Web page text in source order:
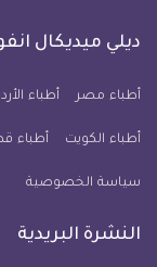
فيسبوكتويتر
ديلي ميديكال
أطباء مصر أطباء
أطباء الكويت أطباء
سياسة الخصوصية
النشرة البريدية